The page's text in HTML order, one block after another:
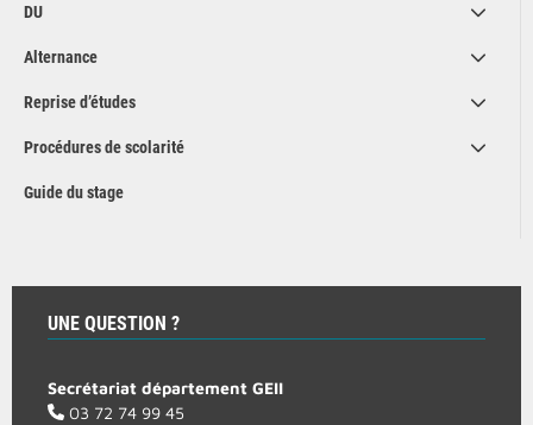
DU
Alternance
Reprise d’études
Procédures de scolarité
Guide du stage
UNE QUESTION ?
Secrétariat département GEII
03 72 74 99 45